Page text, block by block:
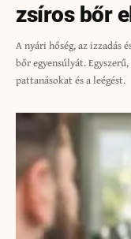
zsíros bőr
A nyári hőség, az izzadás
bőr egyensúlyát.
pattanásokat és a leégést.